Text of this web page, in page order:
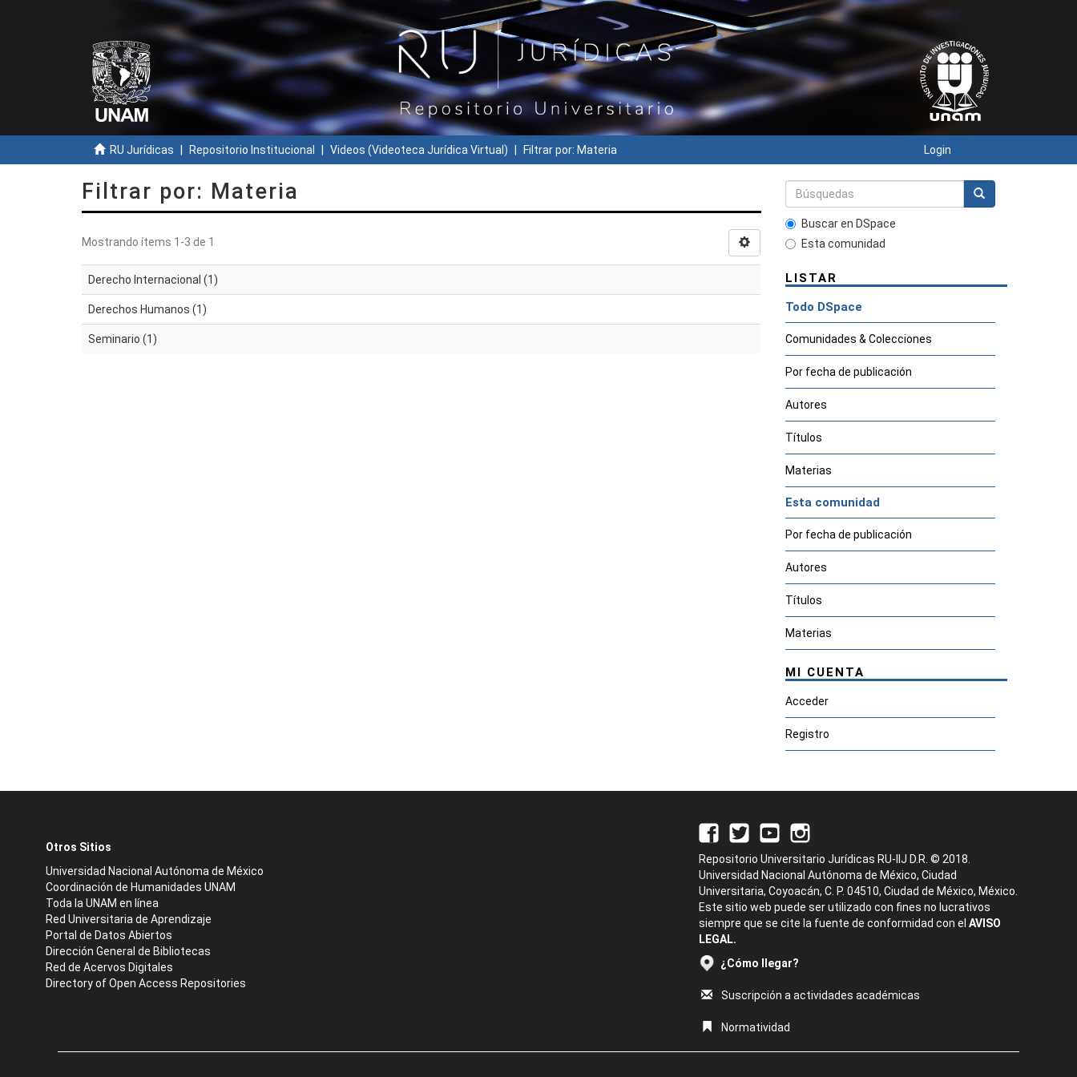
RU Jurídicas Repositorio Institucional Videos (Videoteca Jurídica Virtual) Filtrar por: Materia Login
Filtrar por: Materia
Mostrando ítems 1-3 de 1
Derecho Internacional (1)
Derechos Humanos (1)
Seminario (1)
Buscar en DSpace
Esta comunidad
LISTAR
Todo DSpace
Comunidades & Colecciones
Por fecha de publicación
Autores
Títulos
Materias
Esta comunidad
Por fecha de publicación
Autores
Títulos
Materias
MI CUENTA
Acceder
Registro
Otros Sitios
Universidad Nacional Autónoma de México
Coordinación de Humanidades UNAM
Toda la UNAM en línea
Red Universitaria de Aprendizaje
Portal de Datos Abiertos
Dirección General de Bibliotecas
Red de Acervos Digitales
Directory of Open Access Repositories
Repositorio Universitario Jurídicas RU-IIJ D.R. © 2018.
Universidad Nacional Autónoma de México, Ciudad
Universitaria, Coyoacán, C. P. 04510, Ciudad de México, México.
Este sitio web puede ser utilizado con fines no lucrativos
siempre que se cite la fuente de conformidad con el AVISO
LEGAL.
¿Cómo llegar?
Suscripción a actividades académicas
Normatividad